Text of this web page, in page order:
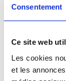
Consentement
Ce site web
Les cookies
et les